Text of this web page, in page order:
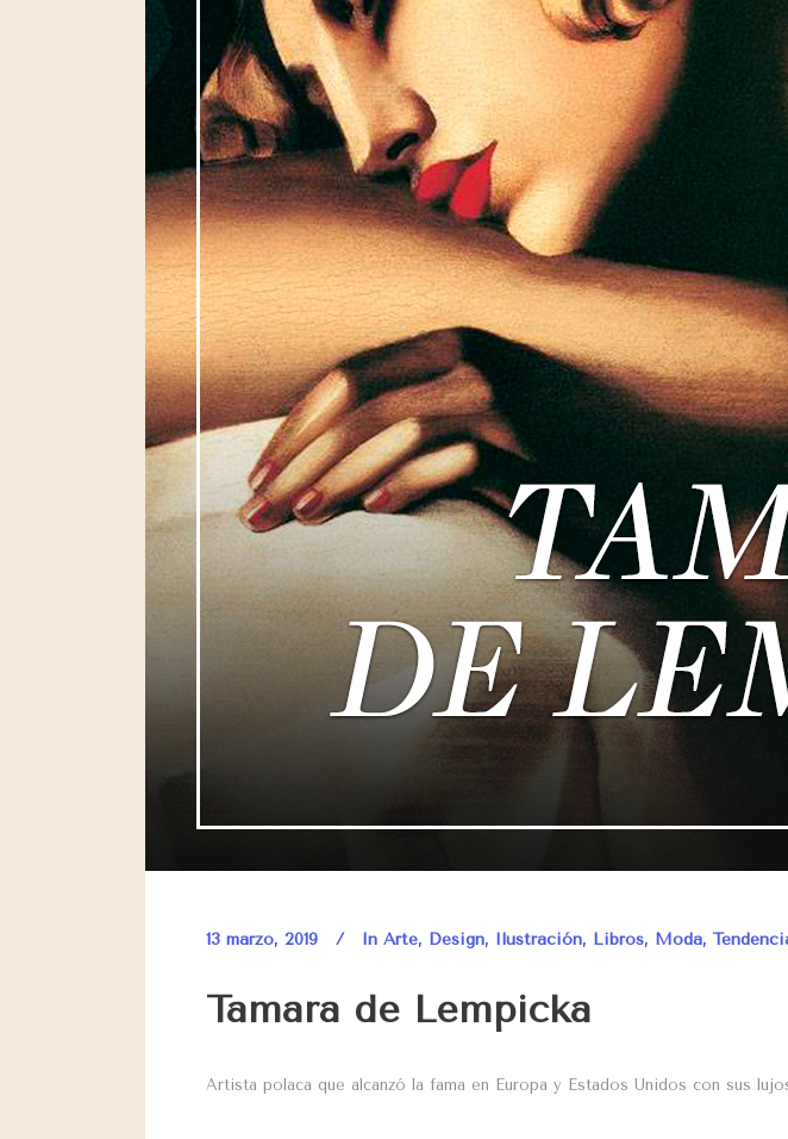
13 marzo, 2019 In Arte, Design, Ilustración, Libros, Moda,
Tamara de Lempicka
Artista polaca que alcanzó la fama en Europa y Estados Unidos con sus